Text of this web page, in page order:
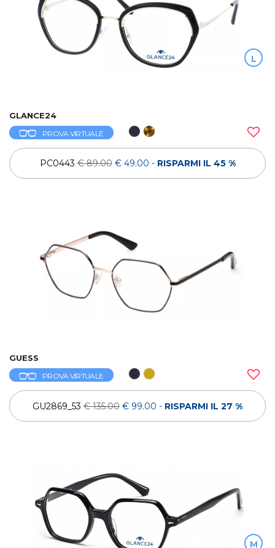
L
GLANCE24
PROVA VIRTUALE
PC0443€ 89.00 € 49.00 - RISPARMI IL 45 %
GUESS
PROVA VIRTUALE
GU2869_53 € 135.00 € 99.00 - RISPARMI IL 27 %
M